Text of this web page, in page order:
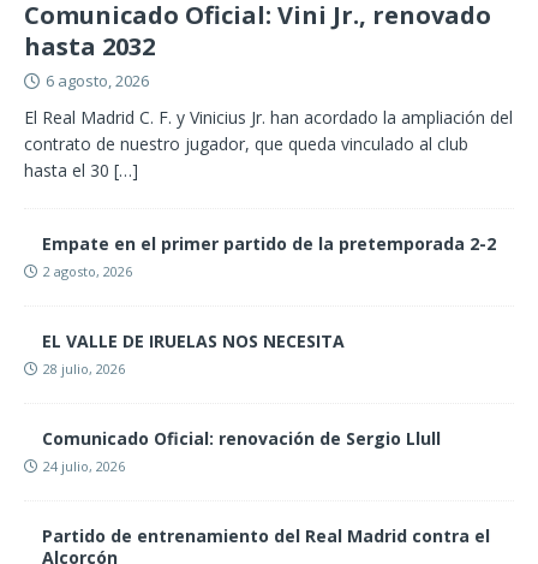
Comunicado Oficial: Vini Jr., renovado
hasta 2032
6 agosto, 2026
El Real Madrid C. F. y Vinicius Jr. han acordado la ampliación del
contrato de nuestro jugador, que queda vinculado al club
hasta el 30 […]
Empate en el primer partido de la pretemporada 2-2
2 agosto, 2026
EL VALLE DE IRUELAS NOS NECESITA
28 julio, 2026
Comunicado Oficial: renovación de Sergio Llull
24 julio, 2026
Partido de entrenamiento del Real Madrid contra el
Alcorcón